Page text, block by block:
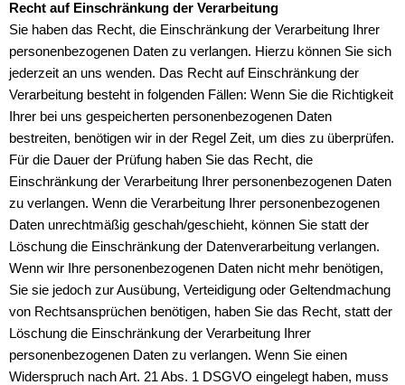
Recht auf Einschränkung der Verarbeitung
Sie haben das Recht, die Einschränkung der Verarbeitung Ihrer
personenbezogenen Daten zu verlangen. Hierzu können Sie sich
jederzeit an uns wenden. Das Recht auf Einschränkung der
Verarbeitung besteht in folgenden Fällen: Wenn Sie die Richtigkeit
Ihrer bei uns gespeicherten personenbezogenen Daten
bestreiten, benötigen wir in der Regel Zeit, um dies zu überprüfen.
Für die Dauer der Prüfung haben Sie das Recht, die
Einschränkung der Verarbeitung Ihrer personenbezogenen Daten
zu verlangen. Wenn die Verarbeitung Ihrer personenbezogenen
Daten unrechtmäßig geschah/geschieht, können Sie statt der
Löschung die Einschränkung der Datenverarbeitung verlangen.
Wenn wir Ihre personenbezogenen Daten nicht mehr benötigen,
Sie sie jedoch zur Ausübung, Verteidigung oder Geltendmachung
von Rechtsansprüchen benötigen, haben Sie das Recht, statt der
Löschung die Einschränkung der Verarbeitung Ihrer
personenbezogenen Daten zu verlangen. Wenn Sie einen
Widerspruch nach Art. 21 Abs. 1 DSGVO eingelegt haben, muss